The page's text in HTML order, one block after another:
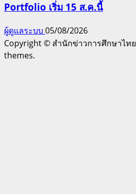
Portfolio เริ่ม 15 ส.ค.นี้
ผู้ดูแลระบบ 05/08/2026
Copyright © สำนักข่าวการศึกษาไทย
themes.